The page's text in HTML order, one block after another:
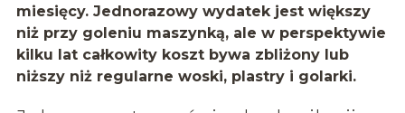
miesięcy. Jednorazowy wydatek jest większy
niż przy goleniu maszynką, ale w perspektywie
kilku lat całkowity koszt bywa zbliżony lub
niższy niż regularne woski, plastry i golarki.